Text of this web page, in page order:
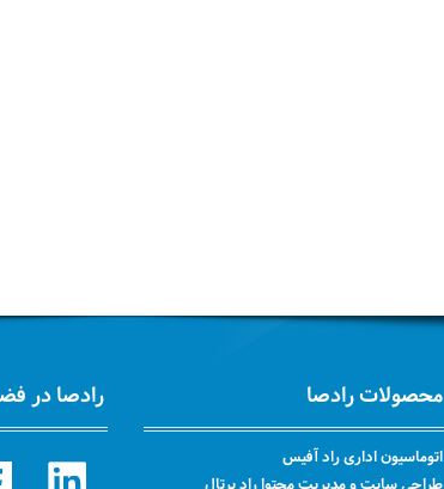
محصولات رادصا
اتوماسیون اداری راد آفیس
طراحی سایت و مدیریت محتوا راد پرتال
رادصا در